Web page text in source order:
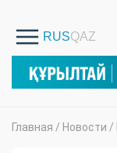
Главная / Новости /